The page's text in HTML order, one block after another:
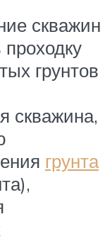
скважин
грунтов
скважина,
грунта